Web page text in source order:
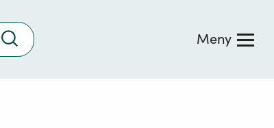
Trykk
søke
Meny